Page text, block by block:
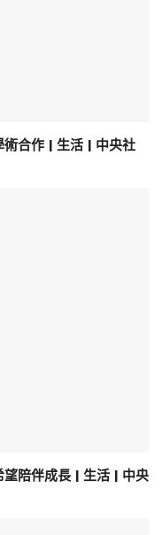
合作 | 生活 | 中央社
陪伴成長 | 生活 | 中央